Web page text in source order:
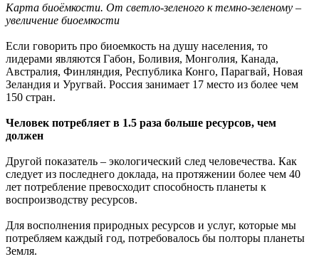
Карта биоёмкости. От светло-зеленого к темно-зеленому –
увеличение биоемкости
Если говорить про биоемкость на душу населения, то
лидерами являются Габон, Боливия, Монголия, Канада,
Австралия, Финляндия, Республика Конго, Парагвай, Новая
Зеландия и Уругвай. Россия занимает 17 место из более чем
150 стран.
Человек потребляет в 1.5 раза больше ресурсов, чем
должен
Другой показатель – экологический след человечества. Как
следует из последнего доклада, на протяжении более чем 40
лет потребление превосходит способность планеты к
воспроизводству ресурсов.
Для восполнения природных ресурсов и услуг, которые мы
потребляем каждый год, потребовалось бы полторы планеты
Земля.